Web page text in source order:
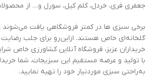
جعفری فری، خردل، کلم کیل، سورل و… از
برخی سبزی ها در کمتر فروشگاهی یافت می‌شوند
گلخانه‌ای خاص هستند. ازاین‌رو برای جلب
خریداران عزیز، فروشگاه آنلاین کشاورزی خاص
با تولید و عرضه مستقیم این سبزیجات، شما
به‌راحتی سبزی موردنیاز خود را تهیه نمایید.